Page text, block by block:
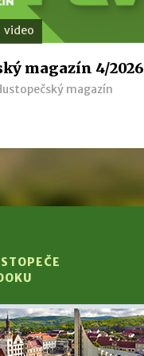
video
magazín 4/2026
magazín